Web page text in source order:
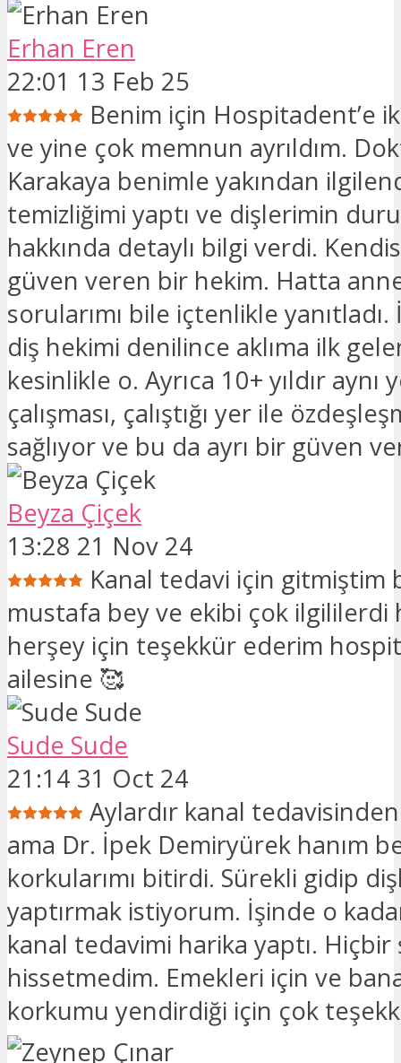
Erhan Eren
22:01 13 Feb 25
Benim için Hospitadent’e
ve yine çok memnun ayrıldım.
Karakaya benimle yakından
temizliğimi yaptı ve dişlerimin
hakkında detaylı bilgi verdi.
güven veren bir hekim. Hatta
sorularımı bile içtenlikle yanıtladı.
diş hekimi denilince aklıma ilk
kesinlikle o. Ayrıca 10+ yıldır aynı
çalışması, çalıştığı yer ile
sağlıyor ve bu da ayrı bir güven
Beyza Çiçek
13:28 21 Nov 24
Kanal tedavi için gitmiştim
mustafa bey ve ekibi çok ilgililerdi
herşey için teşekkür ederim
ailesine 🥰
Sude Sude
21:14 31 Oct 24
Aylardır kanal
ama Dr. İpek Demiryürek hanım
korkularımı bitirdi. Sürekli gidip
yaptırmak istiyorum. İşinde o
kanal tedavimi harika yaptı. Hiçbir
hissetmedim. Emekleri için ve
korkumu yendirdiği için çok